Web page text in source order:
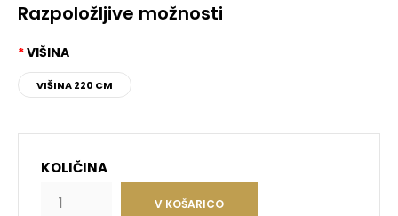
Razpoložljive možnosti
VIŠINA
VIŠINA 220 CM
KOLIČINA